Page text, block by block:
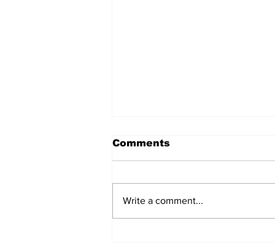
Comments
Write a comment...